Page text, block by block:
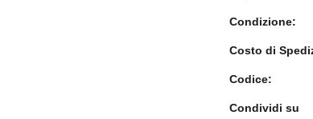
Condizione:
Costo di
Codice:
Condividi su